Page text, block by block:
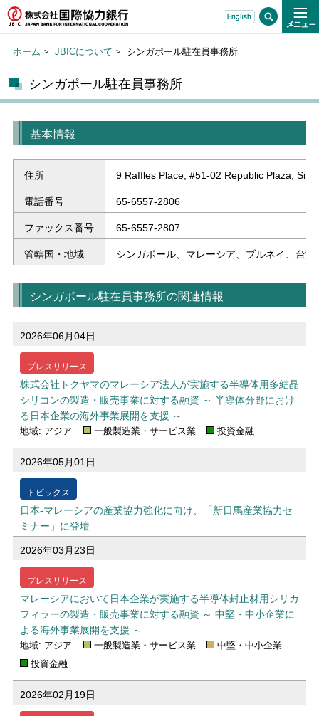
ホーム JBICについて シンガポール駐在員事務所
シンガポール駐在員事務所
基本情報
住所 9 Raffles Place, #51-02 Republic Plaza,
電話番号 65-6557-2806
ファックス番号 65-6557-2807
管轄国・地域 シンガポール、マレーシア、ブルネイ、台湾
シンガポール駐在員事務所の関連情報
2026年06月04日
プレスリリース
株式会社トクヤマのマレーシア法人が実施する半導体用多結晶
シリコンの製造・販売事業に対する融資 ～ 半導体分野におけ
る日本企業の海外事業展開を支援 ～
地域: アジア 一般製造業・サービス業 投資金融
2026年05月01日
トピックス
日本‐マレーシアの産業協力強化に向け、「新日馬産業協力セ
ミナー」に登壇
2026年03月23日
プレスリリース
マレーシアにおいて日本企業が実施する半導体封止材用シリカ
フィラーの製造・販売事業に対する融資 ～ 中堅・中小企業に
よる海外事業展開を支援 ～
地域: アジア 一般製造業・サービス業
中堅・中小企業
投資金融
2026年02月19日